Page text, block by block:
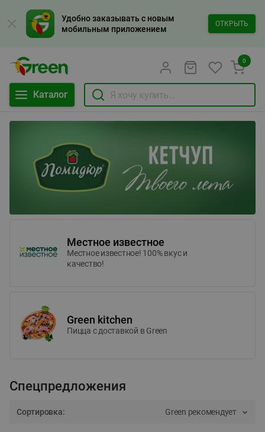
Удобно заказывать с новым
мобильным приложением
ОТКРЫТЬ
Каталог
0
Местное известное
Местное известное! 100% вкус и
качество!
Green kitchen
Пицца c доставкой в Green
Спецпредложения
Сортировка: Green рекомендует